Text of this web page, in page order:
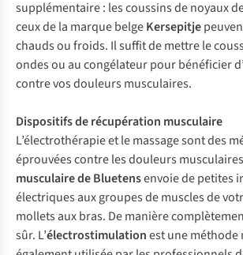
supplémentaire : les coussins de noyaux
ceux de la marque belgeKersepitje
chauds ou froids. Il suffit de mettre le
ondes ou au congélateur pour bénéficier
contre vos douleurs musculaires.
Dispositifs de récupération musculaire
L’électrothérapie et le massage sont des
éprouvées contre les douleurs
musculaire deBluetensenvoie de petites
électriques aux groupes de muscles de
mollets aux bras. De manière
sûr. L’électrostimulationest une